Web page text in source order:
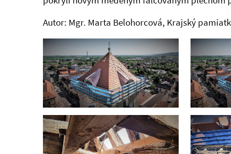
Autor: Mgr. Marta Belohorcová, Krajský